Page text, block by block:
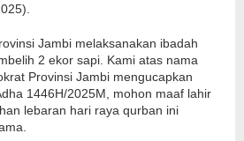
Jambi melaksanakan ibadah
2 ekor sapi. Kami atas nama
Provinsi Jambi mengucapkan
1446H/2025M, mohon maaf lahir
lebaran hari raya qurban ini